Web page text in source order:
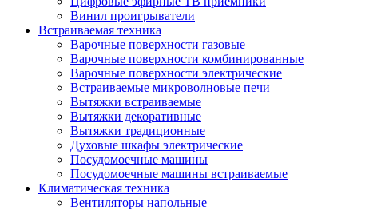
Винил проигрыватели
Встраиваемая техника
Варочные поверхности газовые
Варочные поверхности комбинированные
Варочные поверхности электрические
Встраиваемые микроволновые печи
Вытяжки встраиваемые
Вытяжки декоративные
Вытяжки традиционные
Духовые шкафы электрические
Посудомоечные машины
Посудомоечные машины встраиваемые
Климатическая техника
Вентиляторы напольные